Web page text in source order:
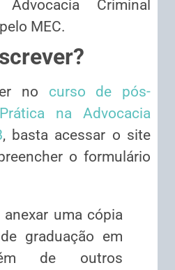
Criminal
MEC.
no curso de pós-
na Advocacia
, basta acessar o site
o formulário
anexar uma cópia
graduação em
de outros